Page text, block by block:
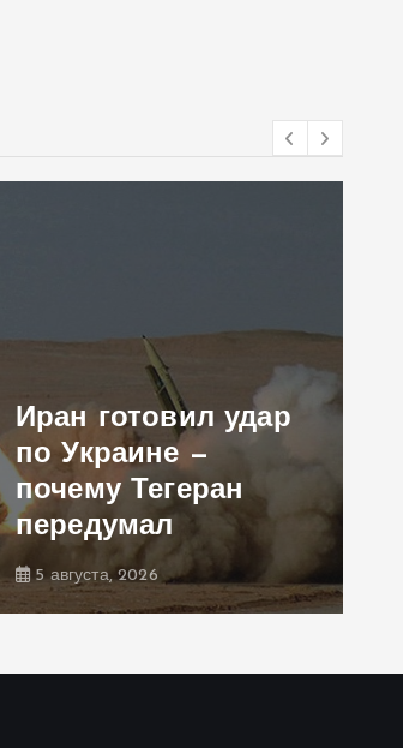
Иран готовил удар
по Украине —
почему Тегеран
передумал
5 августа, 2026